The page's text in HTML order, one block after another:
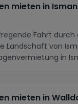
mieten in
Fahrt durch
Landschaft von
in
mieten in